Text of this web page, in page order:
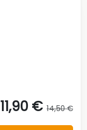
11,90 € 14,50 €